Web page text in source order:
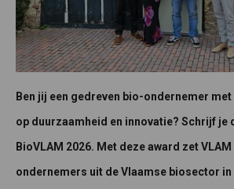
Ben jij een gedreven bio-ondernemer
op duurzaamheid en innovatie? Schrijf je
BioVLAM 2026. Met deze award zet
ondernemers uit de Vlaamse biosector